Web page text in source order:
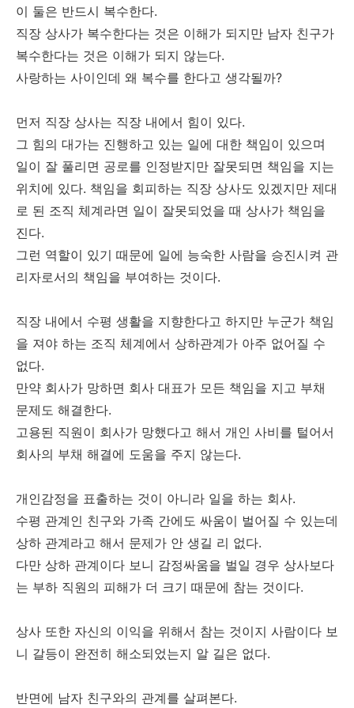
이 둘은 반드시 복수한다.
직장 상사가 복수한다는 것은 이해가 되지만 남자 친구가
복수한다는 것은 이해가 되지 않는다.
사랑하는 사이인데 왜 복수를 한다고 생각될까?
먼저 직장 상사는 직장 내에서 힘이 있다.
그 힘의 대가는 진행하고 있는 일에 대한 책임이 있으며
일이 잘 풀리면 공로를 인정받지만 잘못되면 책임을 지는
위치에 있다. 책임을 회피하는 직장 상사도 있겠지만 제대
로 된 조직 체계라면 일이 잘못되었을 때 상사가 책임을
진다.
그런 역할이 있기 때문에 일에 능숙한 사람을 승진시켜 관
리자로서의 책임을 부여하는 것이다.
직장 내에서 수평 생활을 지향한다고 하지만 누군가 책임
을 져야 하는 조직 체계에서 상하관계가 아주 없어질 수
없다.
만약 회사가 망하면 회사 대표가 모든 책임을 지고 부채
문제도 해결한다.
고용된 직원이 회사가 망했다고 해서 개인 사비를 털어서
회사의 부채 해결에 도움을 주지 않는다.
개인감정을 표출하는 것이 아니라 일을 하는 회사.
수평 관계인 친구와 가족 간에도 싸움이 벌어질 수 있는데
상하 관계라고 해서 문제가 안 생길 리 없다.
다만 상하 관계이다 보니 감정싸움을 벌일 경우 상사보다
는 부하 직원의 피해가 더 크기 때문에 참는 것이다.
상사 또한 자신의 이익을 위해서 참는 것이지 사람이다 보
니 갈등이 완전히 해소되었는지 알 길은 없다.
반면에 남자 친구와의 관계를 살펴본다.